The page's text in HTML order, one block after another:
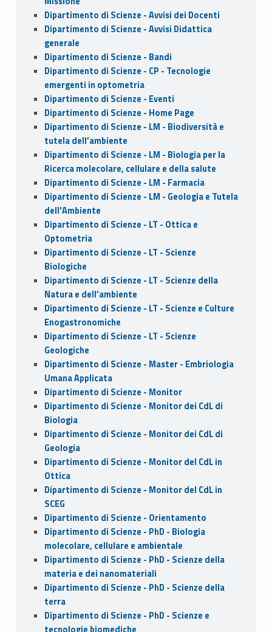
Dipartimento di Scienze - Avvisi dei Docenti
Dipartimento di Scienze - Avvisi Didattica
generale
Dipartimento di Scienze - Bandi
Dipartimento di Scienze - CP - Tecnologie
emergenti in optometria
Dipartimento di Scienze - Eventi
Dipartimento di Scienze - Home Page
Dipartimento di Scienze - LM - Biodiversità e
tutela dell’ambiente
Dipartimento di Scienze - LM - Biologia per la
Ricerca molecolare, cellulare e della salute
Dipartimento di Scienze - LM - Farmacia
Dipartimento di Scienze - LM - Geologia e Tutela
dell'Ambiente
Dipartimento di Scienze - LT - Ottica e
Optometria
Dipartimento di Scienze - LT - Scienze
Biologiche
Dipartimento di Scienze - LT - Scienze della
Natura e dell’ambiente
Dipartimento di Scienze - LT - Scienze e Culture
Enogastronomiche
Dipartimento di Scienze - LT - Scienze
Geologiche
Dipartimento di Scienze - Master - Embriologia
Umana Applicata
Dipartimento di Scienze - Monitor
Dipartimento di Scienze - Monitor dei CdL di
Biologia
Dipartimento di Scienze - Monitor dei CdL di
Geologia
Dipartimento di Scienze - Monitor del CdL in
Ottica
Dipartimento di Scienze - Monitor del CdL in
SCEG
Dipartimento di Scienze - Orientamento
Dipartimento di Scienze - PhD - Biologia
molecolare, cellulare e ambientale
Dipartimento di Scienze - PhD - Scienze della
materia e dei nanomateriali
Dipartimento di Scienze - PhD - Scienze della
terra
Dipartimento di Scienze - PhD - Scienze e